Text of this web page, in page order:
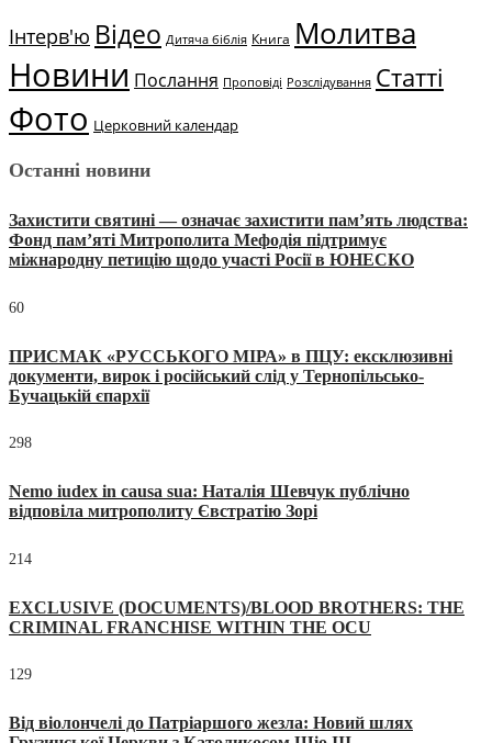
Інтерв'ю Відео Дитяча біблія Книга Молитва
Новини Послання Проповіді Розслідування Статті
Фото Церковний календар
Останні новини
Захистити святині — означає захистити пам’ять людства:
Фонд пам’яті Митрополита Мефодія підтримує
міжнародну петицію щодо участі Росії в ЮНЕСКО
60
ПРИСМАК «РУССЬКОГО МІРА» в ПЦУ: ексклюзивні
документи, вирок і російський слід у Тернопільсько-
Бучацькій єпархії
298
Nemo iudex in causa sua: Наталія Шевчук публічно
відповіла митрополиту Євстратію Зорі
214
EXCLUSIVE (DOCUMENTS)/BLOOD BROTHERS: THE
CRIMINAL FRANCHISE WITHIN THE OCU
129
Від віолончелі до Патріаршого жезла: Новий шлях